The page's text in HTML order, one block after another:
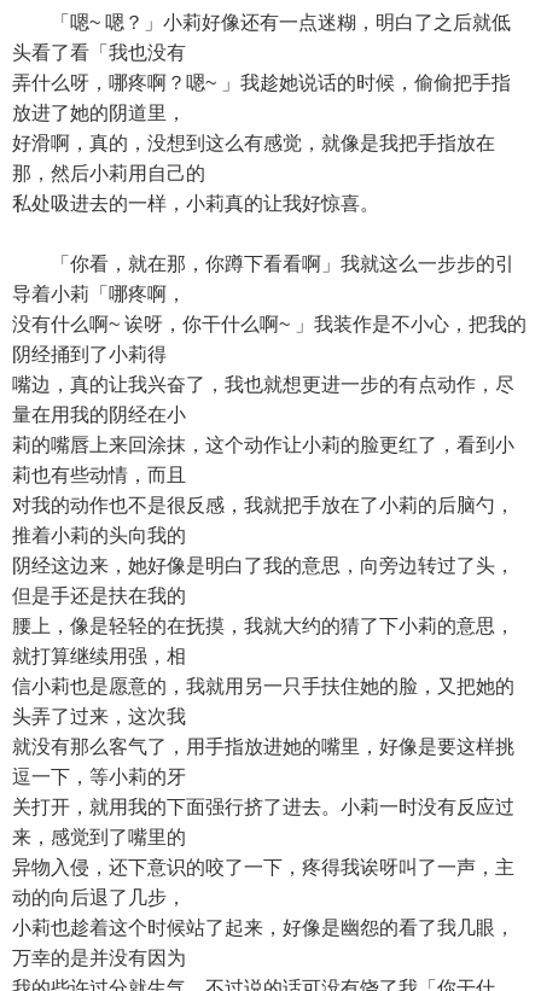
「嗯~ 嗯？」小莉好像还有一点迷糊，明白了之后就低
头看了看「我也没有
弄什么呀，哪疼啊？嗯~ 」我趁她说话的时候，偷偷把手指
放进了她的阴道里，
好滑啊，真的，没想到这么有感觉，就像是我把手指放在
那，然后小莉用自己的
私处吸进去的一样，小莉真的让我好惊喜。
「你看，就在那，你蹲下看看啊」我就这么一步步的引
导着小莉「哪疼啊，
没有什么啊~ 诶呀，你干什么啊~ 」我装作是不小心，把我的
阴经捅到了小莉得
嘴边，真的让我兴奋了，我也就想更进一步的有点动作，尽
量在用我的阴经在小
莉的嘴唇上来回涂抹，这个动作让小莉的脸更红了，看到小
莉也有些动情，而且
对我的动作也不是很反感，我就把手放在了小莉的后脑勺，
推着小莉的头向我的
阴经这边来，她好像是明白了我的意思，向旁边转过了头，
但是手还是扶在我的
腰上，像是轻轻的在抚摸，我就大约的猜了下小莉的意思，
就打算继续用强，相
信小莉也是愿意的，我就用另一只手扶住她的脸，又把她的
头弄了过来，这次我
就没有那么客气了，用手指放进她的嘴里，好像是要这样挑
逗一下，等小莉的牙
关打开，就用我的下面强行挤了进去。小莉一时没有反应过
来，感觉到了嘴里的
异物入侵，还下意识的咬了一下，疼得我诶呀叫了一声，主
动的向后退了几步，
小莉也趁着这个时候站了起来，好像是幽怨的看了我几眼，
万幸的是并没有因为